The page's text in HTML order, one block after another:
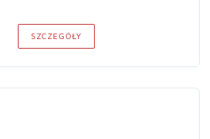
SZCZEGÓŁY